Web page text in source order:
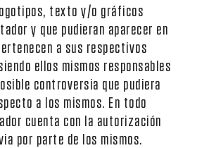
texto y/o gráficos
y que pudieran aparecer en
a sus respectivos
ellos mismos responsables
controversia que pudiera
a los mismos. En todo
cuenta con la autorización
por parte de los mismos.